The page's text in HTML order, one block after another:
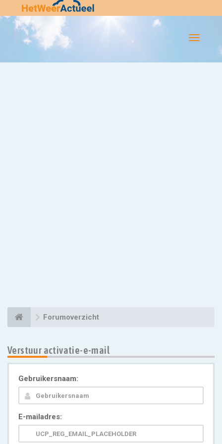
Flip-
Forumoverzicht
Verstuur activatie-e-mail
Gebruikersnaam:
E-mailadres: